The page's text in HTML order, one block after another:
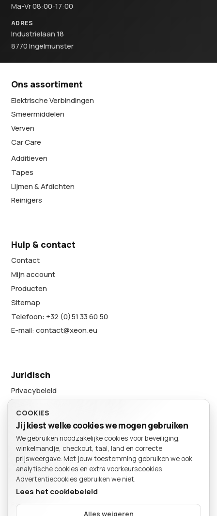
Ma-Vr 08:00-17:00
ADRES
Industrielaan 18
8770 Ingelmunster
Ons assortiment
Elektrische Verbindingen
Smeermiddelen
Verven
Car Care
Additieven
Tapes
Lijmen & Afdichten
Reinigers
Hulp & contact
Contact
Mijn account
Producten
Sitemap
Telefoon: +32 (0)51 33 60 50
E-mail: contact@xeon.eu
Juridisch
Privacybeleid
Sitemap
Volg ons
Particulier Bedrijf
COOKIES
Jij kiest welke cookies we mogen gebruiken
We gebruiken noodzakelijke cookies voor beveiliging,
winkelmandje, checkout, taal, land en correcte
prijsweergave. Met jouw toestemming gebruiken we ook
analytische cookies en extra voorkeurscookies.
Advertentiecookies gebruiken we niet.
Lees het cookiebeleid
Alles weigeren
BESTELLING
Winkelmand